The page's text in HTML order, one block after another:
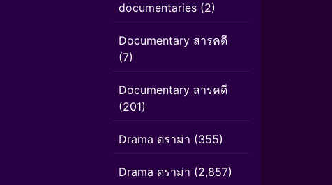
documentaries (2)
Documentary สารคดี
(7)
Documentary สารคดี
(201)
Drama ดราม่า (355)
Drama ดราม่า (2,857)